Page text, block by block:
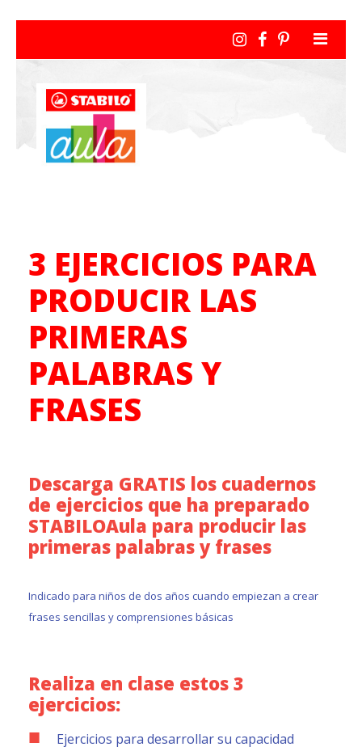
3 EJERCICIOS PARA
PRODUCIR LAS
PRIMERAS
PALABRAS Y
FRASES
Descarga GRATIS los cuadernos
de ejercicios que ha preparado
STABILOAula para producir las
primeras palabras y frases
Indicado para niños de dos años cuando empiezan a crear
frases sencillas y comprensiones básicas
Realiza en clase estos 3
ejercicios:
Ejercicios para desarrollar su capacidad